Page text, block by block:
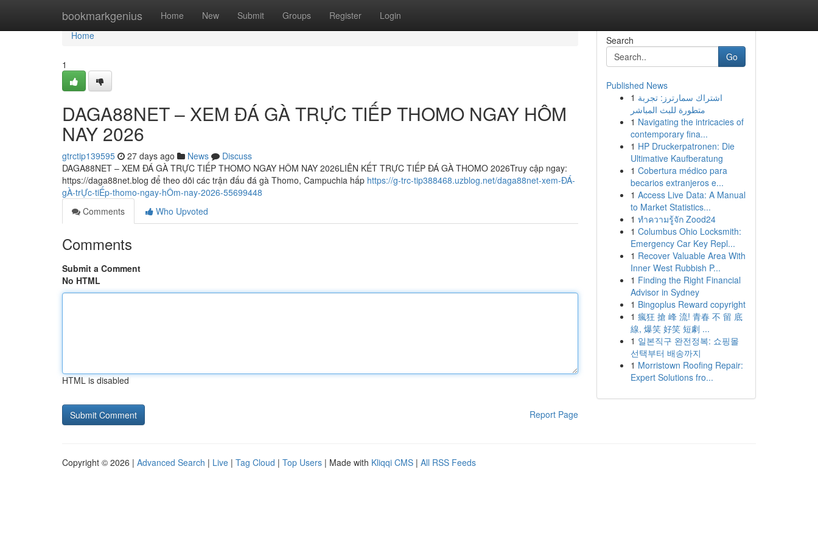
bookmarkgenius Home New Submit Groups Register Login
Home
Home
1
DAGA88NET – XEM ĐÁ GÀ TRỰC TIẾP THOMO NGAY HÔM
NAY 2026
gtrctip139595 27 days ago News
Discuss
DAGA88NET – XEM ĐÁ GÀ TRỰC TIẾP THOMO NGAY HÔM NAY 2026LIÊN KẾT TRỰC TIẾP ĐÁ GÀ THOMO 2026Truy cập ngay:
https://daga88net.blog để theo dõi các trận đấu đá gà Thomo, Campuchia hấp https://g-trc-tip388468.uzblog.net/daga88net-xem-ĐÁ-
gÀ-trỰc-tiẾp-thomo-ngay-hÔm-nay-2026-55699448
Comments
Who Upvoted
Comments
Submit a Comment
No HTML
HTML is disabled
Report Page
Search
Go
Published News
1 اشتراك سمارترز: تجربة
متطورة للبث المباشر
1 Navigating the intricacies of
contemporary fina...
1 HP Druckerpatronen: Die
Ultimative Kaufberatung
1 Cobertura médico para
becarios extranjeros e...
1 Access Live Data: A Manual
to Market Statistics...
1 ทำความรู้จัก Zood24
1 Columbus Ohio Locksmith:
Emergency Car Key Repl...
1 Recover Valuable Area With
Inner West Rubbish P...
1 Finding the Right Financial
Advisor in Sydney
1 Bingoplus Reward copyright
1 瘋狂 搶 峰 流! 青春 不 留 底
線, 爆笑 好笑 短劇 ...
1 일본직구 완전정복: 쇼핑몰
선택부터 배송까지
1 Morristown Roofing Repair:
Expert Solutions fro...
Copyright © 2026 | Advanced Search | Live | Tag Cloud | Top Users | Made with Kliqqi CMS | All RSS Feeds